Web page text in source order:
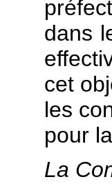
dans
cet
les
pour
La